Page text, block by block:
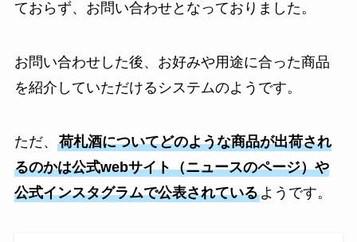
ておらず、お問い合わせとなっておりました。
お問い合わせした後、お好みや用途に合った商品
を紹介していただけるシステムのようです。
ただ、 荷札酒についてどのような商品が出荷され
るのかは公式webサイト（ニュースのページ）や
公式インスタグラムで公表されているようです。